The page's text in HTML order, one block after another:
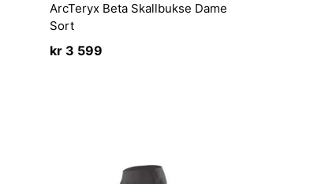
ArcTeryx Beta Skallbukse Dame
Sort
kr3 599